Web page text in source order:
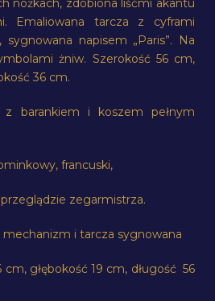
nóżkach, zdobiona liśćmi akantu
Emaliowana tarcza z cyframi
napisem „Paris”. Na
żniw. Szerokość 56 cm,
36 cm.
barankiem i koszem pełnym
francuski,
zegarmistrza.
mechanizm i tarcza sygnowana
głębokość 19 cm, długość 56